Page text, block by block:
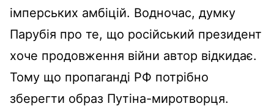
імперських амбіцій. Водночас, думку
Парубія про те, що російський президент
хоче продовження війни автор відкидає.
Тому що пропаганді РФ потрібно
зберегти образ Путіна-миротворця.